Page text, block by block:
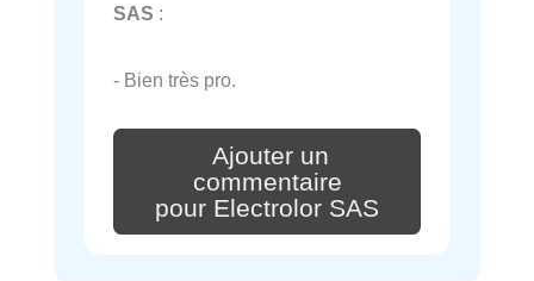
SAS :
- Bien très pro.
Ajouter un
commentaire
pour Electrolor SAS